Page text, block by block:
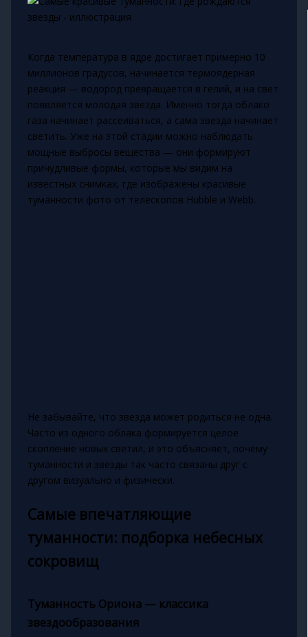
Когда температура в ядре достигает примерно 10
миллионов градусов, начинается термоядерная
реакция — водород превращается в гелий, и на свет
появляется молодая звезда. Именно тогда облако
газа начинает рассеиваться, а сама звезда начинает
светить. Уже на этой стадии можно наблюдать
мощные выбросы вещества — они формируют
причудливые формы, которые мы видим на
известных снимках, где изображены красивые
туманности фото от телескопов Hubble и Webb.
Не забывайте, что звезда может родиться не одна.
Часто из одного облака формируется целое
скопление новых светил, и это объясняет, почему
туманности и звезды так часто связаны друг с
другом визуально и физически.
Самые впечатляющие
туманности: подборка небесных
сокровищ
Туманность Ориона — классика
звездообразования